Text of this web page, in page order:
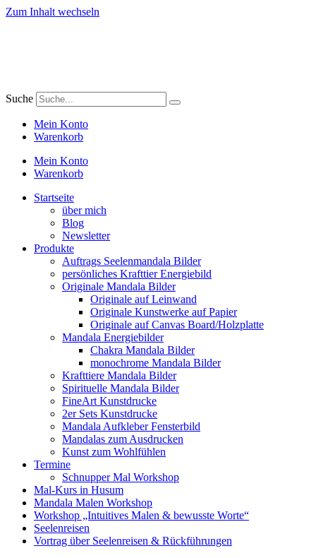
Zum Inhalt wechseln
Suche
Mein Konto
Warenkorb
Mein Konto
Warenkorb
Startseite
über mich
Blog
Newsletter
Produkte
Auftrags Seelenmandala Bilder
persönliches Krafttier Energiebild
Originale Mandala Bilder
Originale auf Leinwand
Originale Kunstwerke auf Papier
Originale auf Canvas Board/Holzplatte
Mandala Energiebilder
Chakra Mandala Bilder
monochrome Mandala Bilder
Krafttiere Mandala Bilder
Spirituelle Mandala Bilder
FineArt Kunstdrucke
2er Sets Kunstdrucke
Mandala Aufkleber Fensterbild
Mandalas zum Ausdrucken
Kunst zum Wohlfühlen
Termine
Schnupper Mal Workshop
Mal-Kurs in Husum
Mandala Malen Workshop
Workshop „Intuitives Malen & bewusste Worte“
Seelenreisen
Vortrag über Seelenreisen & Rückführungen